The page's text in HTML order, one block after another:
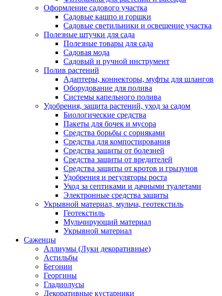
Оформление садового участка
Садовые кашпо и горшки
Садовые светильники и освещение участка
Полезные штучки для сада
Полезные товары для сада
Садовая мода
Садовый и ручной инструмент
Полив растений
Адаптеры, коннекторы, муфты для шлангов
Оборудование для полива
Системы капельного полива
Удобрения, защита растений, уход за садом
Биологические средства
Пакеты для бочек и мусора
Средства борьбы с сорняками
Средства для компостирования
Средства защиты от болезней
Средства защиты от вредителей
Средства защиты от кротов и грызунов
Удобрения и регуляторы роста
Уход за септиками и дачными туалетами
Электронные средства защиты
Укрывной материал, мульча, геотекстиль
Геотекстиль
Мульчирующий материал
Укрывной материал
Саженцы
Аллиумы (Луки декоративные)
Астильбы
Бегонии
Георгины
Гладиолусы
Декоративные кустарники